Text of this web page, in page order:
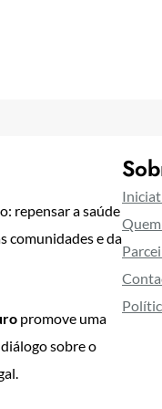
repensar a saúde
comunidades e da
promove uma
sobre o